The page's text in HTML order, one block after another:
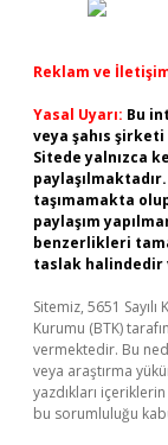
Reklam ve
Yasal Uyarı: Bu
veya şahıs
Sitede yalnızca
taşımamakta
paylaşım
benzerlikleri
taslak halindedir
Sitemiz, 5651
Kurumu (BTK)
vermektedir. Bu
veya araştırma
yazdıkları
bu sorumluluğu